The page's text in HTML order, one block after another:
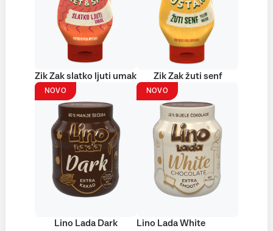
Zik Zak slatko ljuti umak Zik Zak žuti senf
NOVO
Lino Lada Dark
NOVO
Lino Lada White